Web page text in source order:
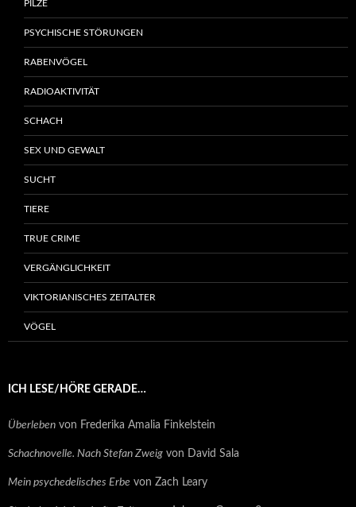
PILZE
PSYCHISCHE STÖRUNGEN
RABENVÖGEL
RADIOAKTIVITÄT
SCHACH
SEX UND GEWALT
SUCHT
TIERE
TRUE CRIME
VERGÄNGLICHKEIT
VIKTORIANISCHES ZEITALTER
VÖGEL
ICH LESE/HÖRE GERADE…
Überleben von Frederika Amalia Finkelstein
Schachnovelle. Nach Stefan Zweig von David Sala
Mein psychedelisches Erbe von Zach Leary